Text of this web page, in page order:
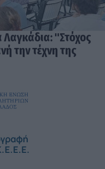
"Στόχος
την τέχνη της